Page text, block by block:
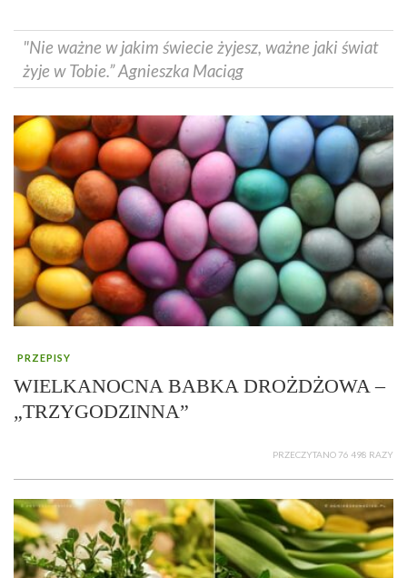
"Nie ważne w jakim świecie żyjesz, ważne jaki świat
żyje w Tobie.” Agnieszka Maciąg
PRZEPISY
WIELKANOCNA BABKA DROŻDŻOWA –
„TRZYGODZINNA”
PRZECZYTANO 76 498 RAZY